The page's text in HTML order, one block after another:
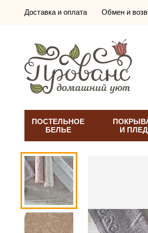
Доставка и оплата Обмен и
ПОСТЕЛЬНОЕ
БЕЛЬЕ
И